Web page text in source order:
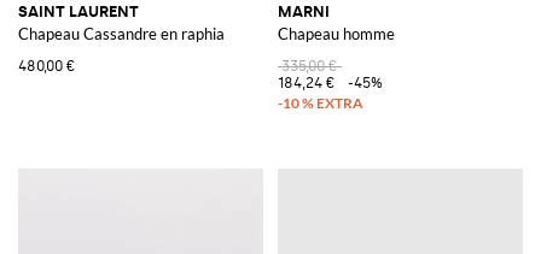
SAINT LAURENT
Chapeau Cassandre en raphia
480,00 €
MARNI
Chapeau homme
335,00 €
184,24 €
-45%